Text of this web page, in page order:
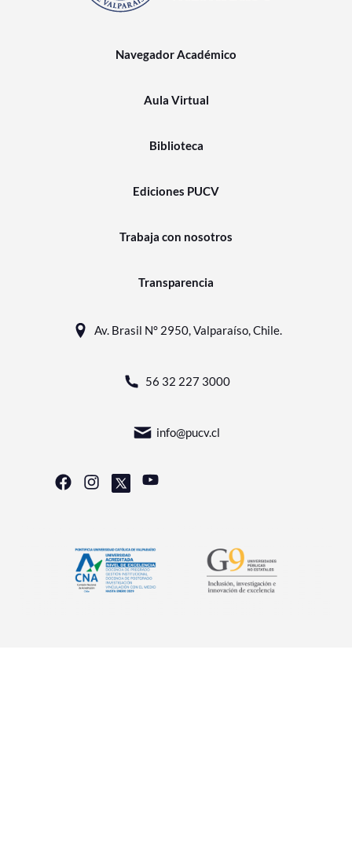
Navegador Académico
Aula Virtual
Biblioteca
Ediciones PUCV
Trabaja con nosotros
Transparencia
Av. Brasil N° 2950, Valparaíso, Chile.
56 32 227 3000
info@pucv.cl